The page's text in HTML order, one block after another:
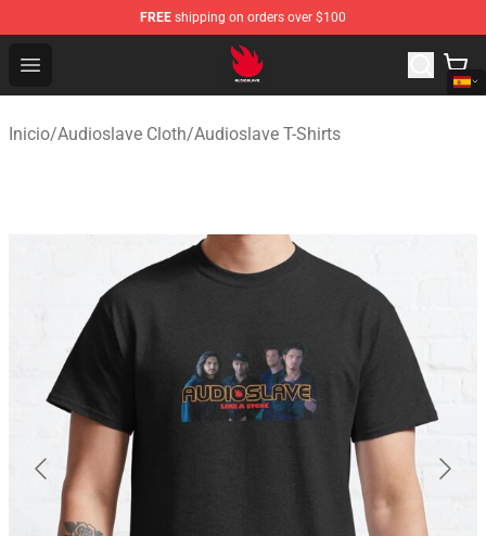
FREE shipping on orders over $100
Open menu
Audioslave Store - Official Audioslave Merchandise Shop
Inicio/Audioslave Cloth/Audioslave T-Shirts